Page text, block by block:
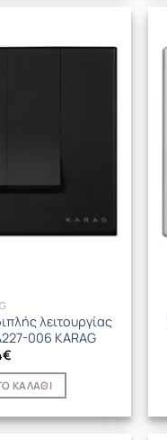
λειτουργίας
006 KARAG
€
ΚΑΛΆΘΙ